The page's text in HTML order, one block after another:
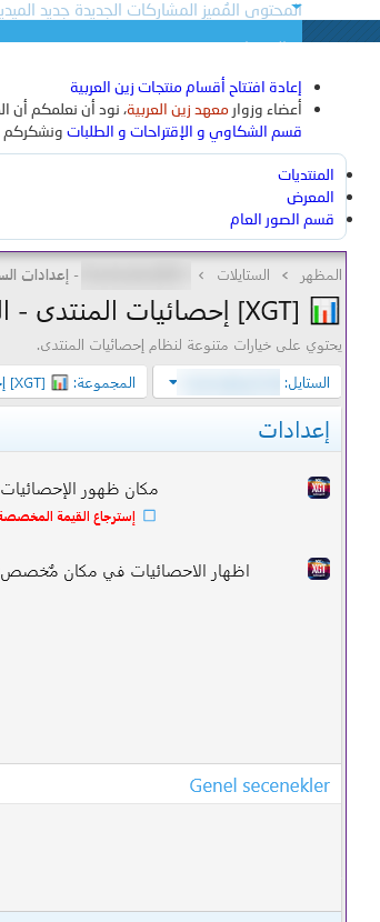
المحتوى المُميز المشاركات الجديدة جديد
جديد الوسائط
المنتجات
أحدث المراجعات البحث عن المنتجات
تسجيل الدخول تسجيل ما الجديد
إعادة افتتاح أقسام منتجات زين العربية
أعضاء وزوار معهد زين العربية، نود أن نعلمكم أن
قسم الشكاوي و الإقتراحات و الطلبات ونشكركم
المنتديات
المعرض
قسم الصور العام